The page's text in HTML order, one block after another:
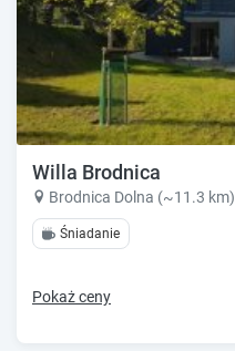
Willa Brodnica
Brodnica Dolna (~11.3 km)
Śniadanie
Pokaż ceny